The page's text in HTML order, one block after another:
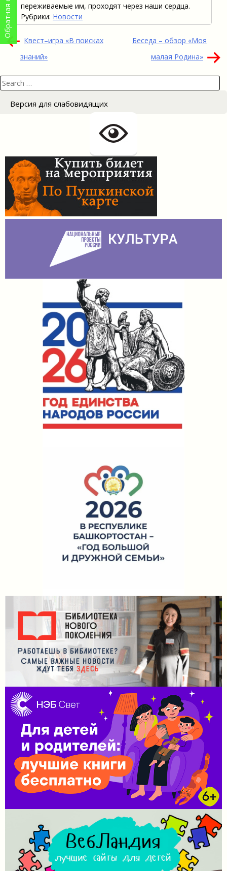
переживаемые им, проходят через наши сердца.
Рубрики: Новости
Навигация
по
Квест–игра «В поисках
знаний»
Беседа – обзор «Моя
малая Родина»
Search
for:
Версия для слабовидящих